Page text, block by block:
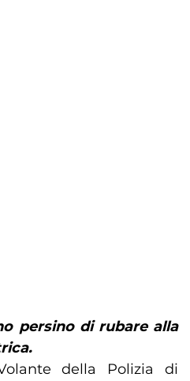
persino di rubare alla
della Polizia di